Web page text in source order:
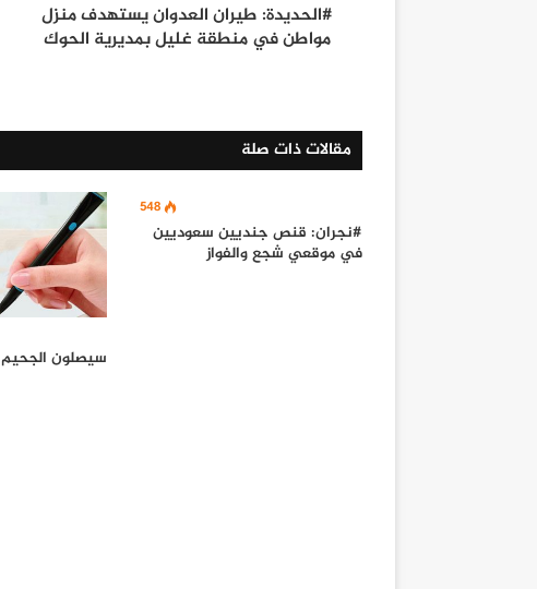
#الحديدة: طيران العدوان يستهدف منزل
مواطن في منطقة غليل بمديرية الحوك
مقالات ذات صلة
548
#نجران: قنص جنديين سعوديين
في موقعي شجع والفواز
سيصلون الجحيم